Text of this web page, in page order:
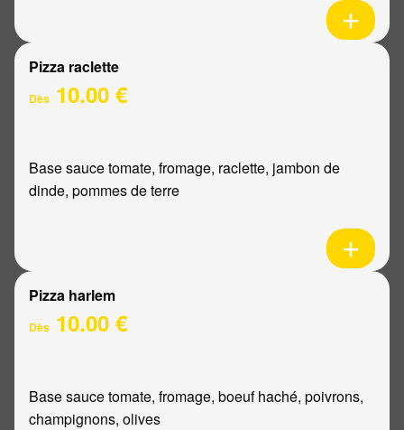
Pizza raclette
Dès 10.00 €
Base sauce tomate, fromage, raclette, jambon de
dinde, pommes de terre
Pizza harlem
Dès 10.00 €
Base sauce tomate, fromage, boeuf haché, poivrons,
champignons, olives